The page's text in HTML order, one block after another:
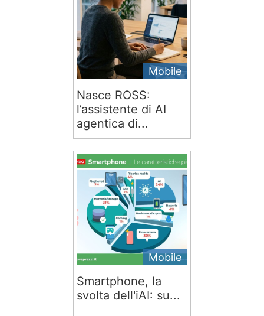
Mobile
Nasce ROSS:
l’assistente di AI
agentica di...
Mobile
Smartphone, la
svolta dell'iAI: su...